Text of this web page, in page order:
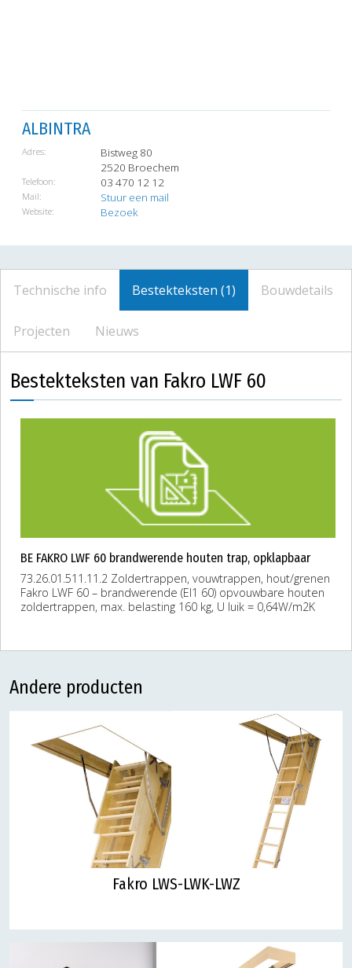
ALBINTRA
Adres:
Bistweg 80
2520 Broechem
Telefoon: 03 470 12 12
Mail: Stuur een mail
Website: Bezoek
Technische info Bestekteksten (1) Bouwdetails
Projecten Nieuws
Bestekteksten van Fakro LWF 60
BE FAKRO LWF 60 brandwerende houten trap, opklapbaar
73.26.01.511.11.2 Zoldertrappen, vouwtrappen, hout/grenen
Fakro LWF 60 – brandwerende (EI1 60) opvouwbare houten
zoldertrappen, max. belasting 160 kg, U luik = 0,64W/m2K
Andere producten
Fakro LWS-LWK-LWZ